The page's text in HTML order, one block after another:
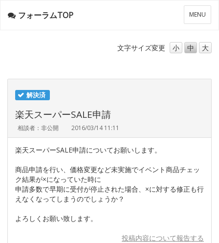
メ
ニ
ー
MENU
フォーラムTOP
文字サイズ変更 小 中 大
解決済
楽天スーパーSALE申請
相談者：非公開 2016/03/14 11:11
楽天スーパーSALE申請についてお願いします。
商品申請を行い、価格変更など未実施でイベント商品チェッ
ク結果が×になっていた時に
申請多数で早期に受付が停止された場合、×に対する修正も行
えなくなってしまうのでしょうか？
よろしくお願い致します。
投稿内容について報告する